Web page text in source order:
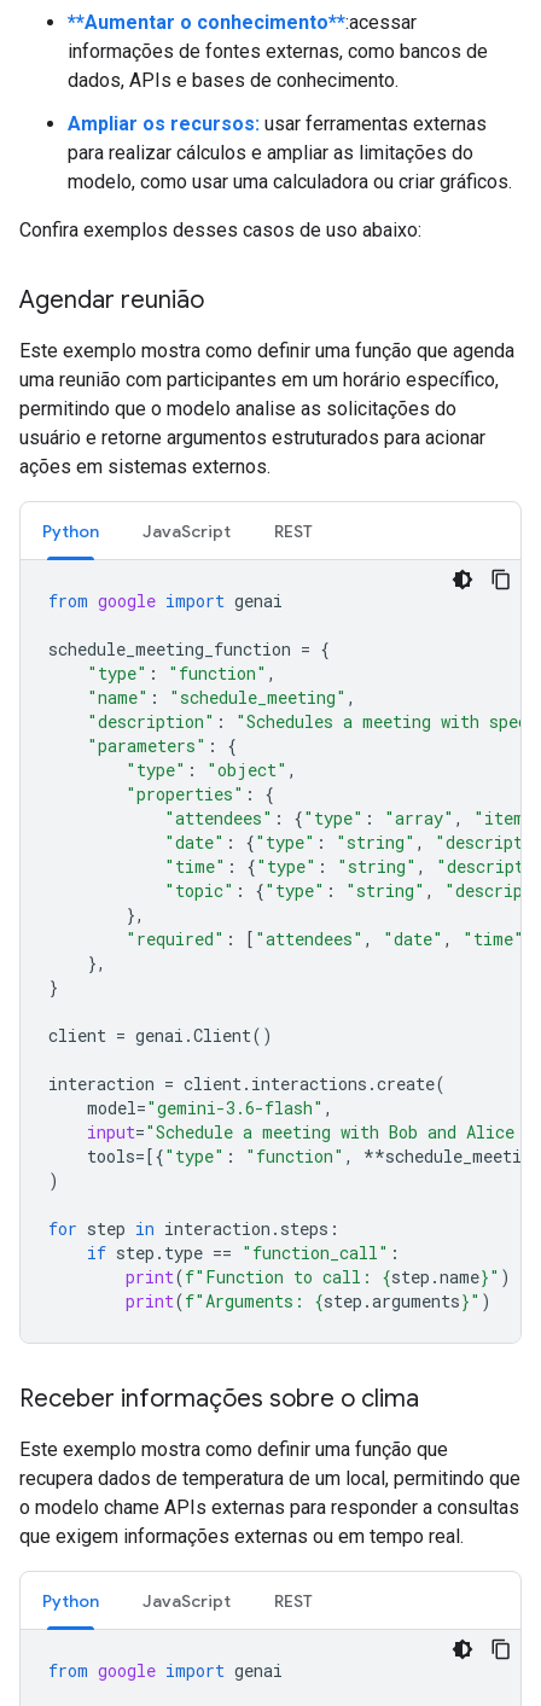
**Aumentar o conhecimento**:acessar
informações de fontes externas, como bancos de
dados, APIs e bases de conhecimento.
Ampliar os recursos: usar ferramentas externas
para realizar cálculos e ampliar as limitações do
modelo, como usar uma calculadora ou criar gráficos.
Confira exemplos desses casos de uso abaixo:
Agendar reunião
Este exemplo mostra como definir uma função que agenda
uma reunião com participantes em um horário específico,
permitindo que o modelo analise as solicitações do
usuário e retorne argumentos estruturados para acionar
ações em sistemas externos.
Python JavaScript REST
from google import genai
schedule_meeting_function = {
"type" : "function" ,
"name" : "schedule_meeting" ,
"description" :
"Schedules a meeting with
"parameters" :
{
"type" : "object" ,
"properties" :
{
"attendees" : {"type" : "array" ,
"date" : {"type" : "string" ,
"time" : {"type" : "string" ,
"topic" : {"type" : "string" ,
},
"required" : [ "attendees" , "date" , "time"
},
}
client = genai .Client()
interaction = client. interactions .create(
model="gemini-3.6-flash" ,
input="Schedule a meeting with Bob and Alice
tools=[{"type" : "function" , **
)
for step in interaction . steps :
if step . type == "function_call" :
print(f"Function to call: {step .name}" )
print(f"Arguments: {step .arguments}" )
Receber informações sobre o clima
Este exemplo mostra como definir uma função que
recupera dados de temperatura de um local, permitindo que
o modelo chame APIs externas para responder a consultas
que exigem informações externas ou em tempo real.
Python JavaScript REST
from google import genai